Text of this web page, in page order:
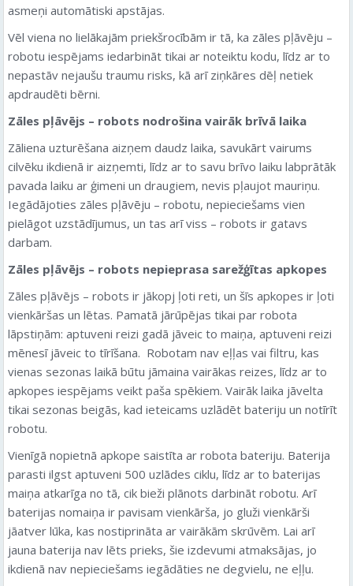
asmeņi automātiski apstājas.
Vēl viena no lielākajām priekšrocībām ir tā, ka zāles pļāvēju –
robotu iespējams iedarbināt tikai ar noteiktu kodu, līdz ar to
nepastāv nejaušu traumu risks, kā arī ziņkāres dēļ netiek
apdraudēti bērni.
Zāles pļāvējs – robots nodrošina vairāk brīvā laika
Zāliena uzturēšana aizņem daudz laika, savukārt vairums
cilvēku ikdienā ir aizņemti, līdz ar to savu brīvo laiku labprātāk
pavada laiku ar ģimeni un draugiem, nevis pļaujot mauriņu.
Iegādājoties zāles pļāvēju – robotu, nepieciešams vien
pielāgot uzstādījumus, un tas arī viss – robots ir gatavs
darbam.
Zāles pļāvējs – robots nepieprasa sarežģītas apkopes
Zāles pļāvējs – robots ir jākopj ļoti reti, un šīs apkopes ir ļoti
vienkāršas un lētas. Pamatā jārūpējas tikai par robota
lāpstiņām: aptuveni reizi gadā jāveic to maiņa, aptuveni reizi
mēnesī jāveic to tīrīšana. Robotam nav eļļas vai filtru, kas
vienas sezonas laikā būtu jāmaina vairākas reizes, līdz ar to
apkopes iespējams veikt paša spēkiem. Vairāk laika jāvelta
tikai sezonas beigās, kad ieteicams uzlādēt bateriju un notīrīt
robotu.
Vienīgā nopietnā apkope saistīta ar robota bateriju. Baterija
parasti ilgst aptuveni 500 uzlādes ciklu, līdz ar to baterijas
maiņa atkarīga no tā, cik bieži plānots darbināt robotu. Arī
baterijas nomaiņa ir pavisam vienkārša, jo gluži vienkārši
jāatver lūka, kas nostiprināta ar vairākām skrūvēm. Lai arī
jauna baterija nav lēts prieks, šie izdevumi atmaksājas, jo
ikdienā nav nepieciešams iegādāties ne degvielu, ne eļļu.